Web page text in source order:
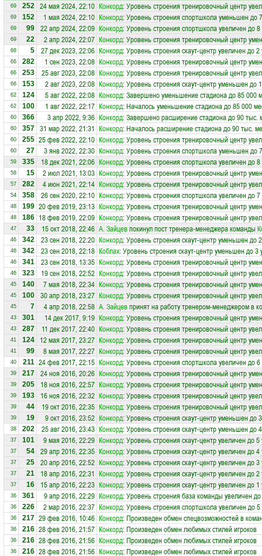
69 252 24 мая 2024, 22:10 Конкорд: Уровень строения тренировочный центр
69 152 1 мая 2024, 22:10 Конкорд: Уровень строения спортшкола уменьшен до
69 99 22 апр 2024, 22:09 Конкорд: Уровень строения спортшкола увеличен до
69 22 2 апр 2024, 22:07 Конкорд: Уровень строения тренировочный центр
68 5 27 дек 2023, 22:06 Конкорд: Уровень строения скаут-центр увеличен до 2
66 282 1 сен 2023, 22:08 Конкорд: Уровень строения тренировочный центр
66 253 25 авг 2023, 22:08 Конкорд: Уровень строения тренировочный центр
66 153 2 авг 2023, 22:08 Конкорд: Уровень строения скаут-центр уменьшен до
62 124 5 авг 2022, 22:08 Конкорд: Завершено уменьшение стадиона до 85 000
62 100 1 авг 2022, 22:17 Конкорд: Началось уменьшение стадиона до 85 000
60 366 3 апр 2022, 9:36 Конкорд: Завершено расширение стадиона до 90 тыс.
60 357 31 мар 2022, 21:31 Конкорд: Началось расширение стадиона до 90 тыс.
60 255 25 фев 2022, 22:10 Конкорд: Уровень строения тренировочный центр
60 27 3 янв 2022, 22:30 Конкорд: Уровень строения спортшкола уменьшен до
59 335 18 дек 2021, 22:06 Конкорд: Уровень строения спортшкола увеличен до
58 15 2 июл 2021, 13:03 Конкорд: Уровень строения тренировочный центр
57 282 4 июн 2021, 22:14 Конкорд: Уровень строения тренировочный центр
54 358 26 сен 2020, 22:10 Конкорд: Уровень строения спортшкола увеличен до
48 199 20 фев 2019, 23:13 Конкорд: Уровень строения тренировочный центр
48 186 18 фев 2019, 22:09 Конкорд: Уровень строения тренировочный центр
47 33 15 окт 2018, 22:46 А. Зайцевпокинул пост тренера-менеджера команды
46 342 23 сен 2018, 22:20 Конкорд: Уровень строения скаут-центр уменьшен до
46 342 23 сен 2018, 22:18 Коблах: Уровень строения скаут-центр уменьшен до 3
46 341 23 сен 2018, 13:35 Конкорд: Уровень строения тренировочный центр
46 323 19 сен 2018, 22:52 Конкорд: Уровень строения тренировочный центр
45 140 7 мая 2018, 22:34 Конкорд: Уровень строения тренировочный центр
45 100 30 апр 2018, 23:27 Конкорд: Уровень строения тренировочный центр
45 7 4 апр 2018, 22:58 А. Зайцевпринят на работу тренером-менеджером в
43 301 14 дек 2017, 9:19 Конкорд: Уровень строения тренировочный центр
43 287 11 дек 2017, 22:40 Конкорд: Уровень строения тренировочный центр
41 124 12 мая 2017, 23:27 Конкорд: Уровень строения тренировочный центр
41 99 8 мая 2017, 22:27 Конкорд: Уровень строения тренировочный центр
40 211 24 фев 2017, 22:15 Конкорд: Уровень строения спортшкола увеличен до
39 217 24 ноя 2016, 20:26 Конкорд: Уровень строения тренировочный центр
39 205 18 ноя 2016, 22:57 Конкорд: Уровень строения тренировочный центр
39 193 16 ноя 2016, 22:32 Конкорд: Уровень строения тренировочный центр
39 44 19 окт 2016, 22:35 Конкорд: Уровень строения тренировочный центр
39 19 9 окт 2016, 23:52 Конкорд: Уровень строения скаут-центр уменьшен до
38 202 25 авг 2016, 23:43 Конкорд: Уровень строения скаут-центр уменьшен до
37 101 9 мая 2016, 22:29 Конкорд: Уровень строения скаут-центр увеличен до 5
37 54 29 апр 2016, 22:35 Конкорд: Уровень строения скаут-центр увеличен до 4
37 25 20 апр 2016, 22:52 Конкорд: Уровень строения скаут-центр увеличен до 3
37 21 18 апр 2016, 22:31 Конкорд: Уровень строения скаут-центр увеличен до 2
37 16 15 апр 2016, 22:23 Конкорд: Уровень строения скаут-центр увеличен до 1
36 361 9 апр 2016, 22:29 Конкорд: Уровень строения база команды увеличен
36 226 2 мар 2016, 22:37 Конкорд: Уровень строения спортшкола увеличен до
36 217 29 фев 2016, 10:46 Конкорд: Произведен обмен спецвозможностей в
36 216 28 фев 2016, 21:57 Конкорд: Произведен обмен любимых стилей игроков
36 216 28 фев 2016, 21:56 Конкорд: Произведен обмен любимых стилей игроков
36 216 28 фев 2016, 21:56 Конкорд: Произведен обмен любимых стилей игроков